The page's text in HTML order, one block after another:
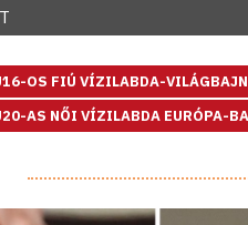
OS FIÚ VÍZILABDA-
AS NŐI VÍZILABDA EURÓPA-